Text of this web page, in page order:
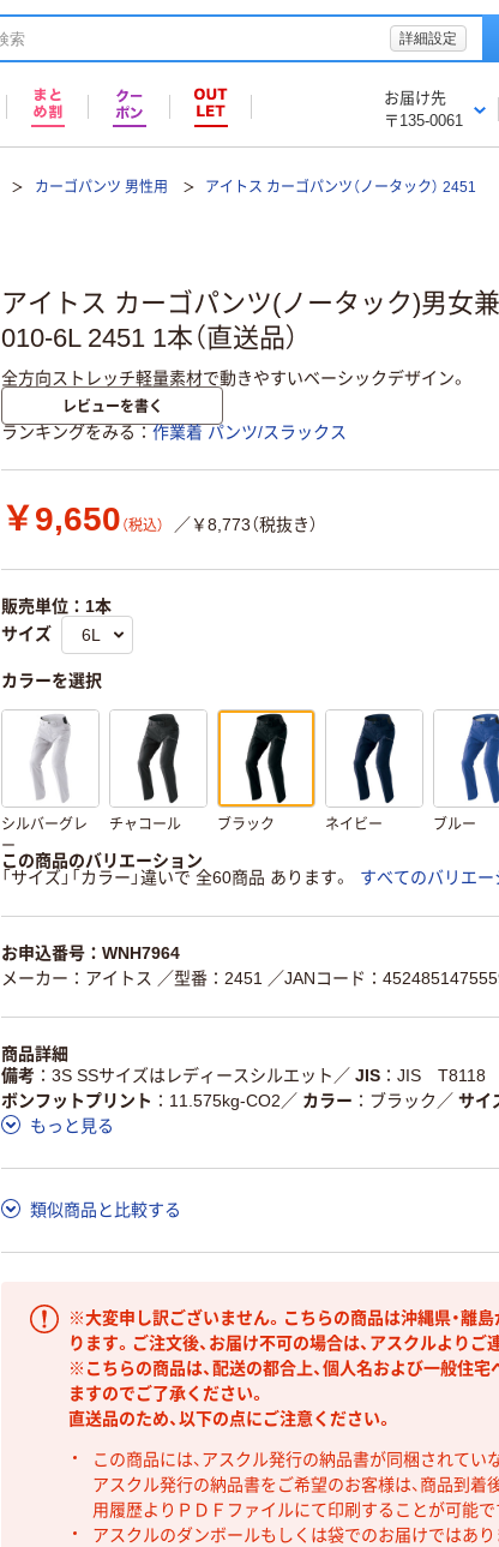
詳細設定
お届け先
〒135-0061
カーゴパンツ 男性用 アイトス カーゴパンツ（ノータック） 2451
アイトス カーゴパンツ(ノータック)男女
010-6L 2451 1本（直送品）
全方向ストレッチ軽量素材で動きやすいベーシックデザイン。
レビューを書く
ランキングをみる 作業着 パンツ/スラックス
￥9,650 （税込） ／￥8,773（税抜き）
販売単位：1本
サイズ
カラーを選択
シルバーグレ
ー
チャコール ブラック ネイビー ブルー
この商品のバリエーション
「サイズ」「カラー」違いで 全60商品 あります。
すべてのバリエー
お申込番号：WNH7964
メーカー：アイトス ／型番：2451 ／JANコード：
商品詳細
備考
3S SSサイズはレディースシルエット ／ JIS JIS T8118
ボンフットプリント
11.575kg-CO2 ／ カラー ブラック ／ サイ
もっと見る
類似商品と比較する
※大変申し訳ございません。こちらの商品は沖縄県・離
ります。ご注文後、お届け不可の場合は、アスクルよりご
※こちらの商品は、配送の都合上、個人名および一般住
ますのでご了承ください。
直送品のため、以下の点にご注意ください。
この商品には、アスクル発行の納品書が同梱されてい
アスクル発行の納品書をご希望のお客様は、商品到着
用履歴よりＰＤＦファイルにて印刷することが可能で
アスクルのダンボールもしくは袋でのお届けではあり